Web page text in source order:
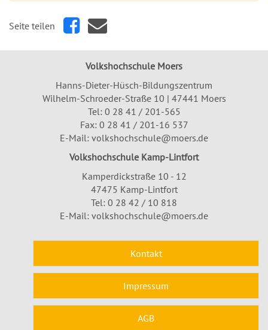
Seite teilen
Volkshochschule Moers
Hanns-Dieter-Hüsch-Bildungszentrum
Wilhelm-Schroeder-Straße 10 | 47441 Moers
Tel: 0 28 41 / 201-565
Fax: 0 28 41 / 201-16 537
E-Mail: volkshochschule@moers.de
Volkshochschule Kamp-Lintfort
Kamperdickstraße 10 - 12
47475 Kamp-Lintfort
Tel: 0 28 42 / 10 818
E-Mail: volkshochschule@moers.de
Kontakt
Impressum
AGB